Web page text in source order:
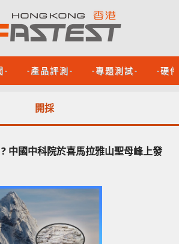
- -產品評測- -專題測試- -硬
開採
中國中科院於喜馬拉雅山聖母峰上發